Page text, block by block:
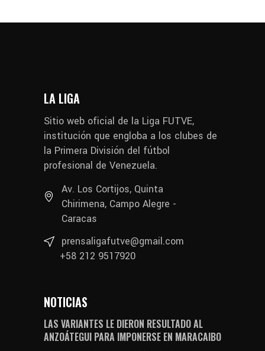
LA LIGA
Sitio web oficial de la Liga FUTVE,
institución que engloba a los clubes de
la Primera División del fútbol
profesional de Venezuela.
Av. Los Cortijos, Quinta
Chirimena, Campo Alegre -
Caracas
prensaligafutve@gmail.com
+58 212 9517920
NOTICIAS
LAS VARIANTES LE DIERON RESULTADO AL
ANZOÁTEGUI PARA IMPONERSE EN MARACAIBO